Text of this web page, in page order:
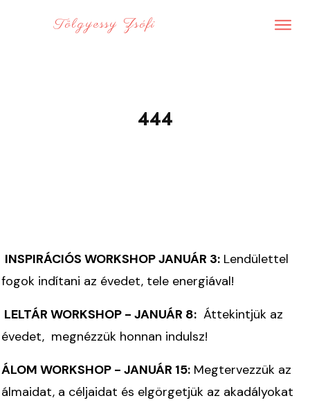
Tölgyessy Zsófi
444
INSPIRÁCIÓS WORKSHOP JANUÁR 3: Lendülettel
fogok indítani az évedet, tele energiával!
LELTÁR WORKSHOP - JANUÁR 8: Áttekintjük az
évedet, megnézzük honnan indulsz!
ÁLOM WORKSHOP - JANUÁR 15: Megtervezzük az
álmaidat, a céljaidat és elgörgetjük az akadályokat